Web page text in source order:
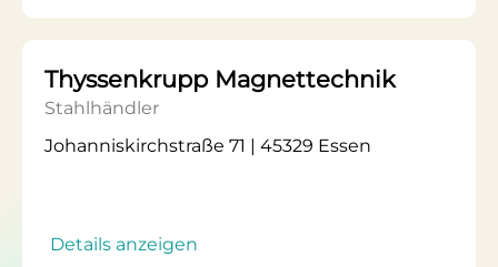
Thyssenkrupp Magnettechnik
Stahlhändler
Johanniskirchstraße 71 | 45329 Essen
Details anzeigen